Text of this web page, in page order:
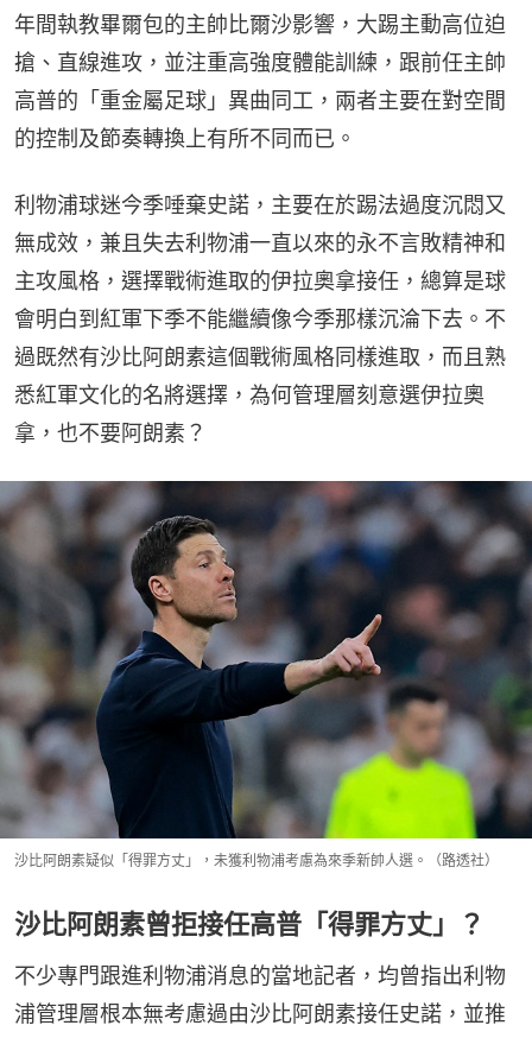
年間執教畢爾包的主帥比爾沙影響，大踢主動高位迫
搶、直線進攻，並注重高強度體能訓練，跟前任主帥
高普的「重金屬足球」異曲同工，兩者主要在對空間
的控制及節奏轉換上有所不同而已。
利物浦球迷今季唾棄史諾，主要在於踢法過度沉悶又
無成效，兼且失去利物浦一直以來的永不言敗精神和
主攻風格，選擇戰術進取的伊拉奧拿接任，總算是球
會明白到紅軍下季不能繼續像今季那樣沉淪下去。不
過既然有沙比阿朗素這個戰術風格同樣進取，而且熟
悉紅軍文化的名將選擇，為何管理層刻意選伊拉奧
拿，也不要阿朗素？
沙比阿朗素疑似「得罪方丈」，未獲利物浦考慮為來季新帥人選。（路透社）
沙比阿朗素曾拒接任高普「得罪方丈」？
不少專門跟進利物浦消息的當地記者，均曾指出利物
浦管理層根本無考慮過由沙比阿朗素接任史諾，並推